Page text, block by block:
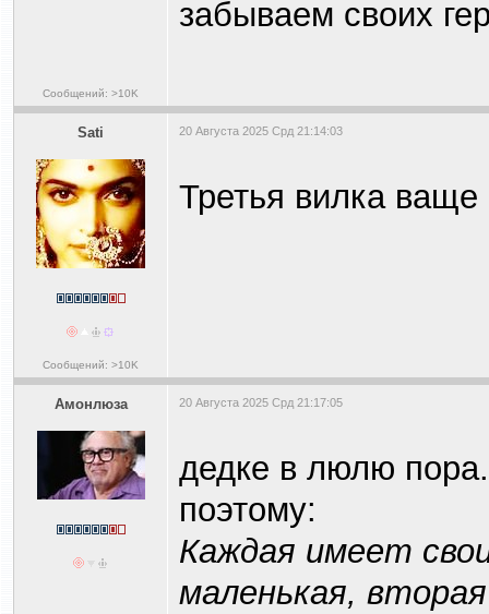
Сообщений: >10K
забываем своих
Sati
Сообщений: >10K
20 Августа 2025 Срд 21:14:03
Третья вилка
Амонлюза 20 Августа 2025 Срд 21:17:05
дедке в люлю
поэтому:
Каждая имеет
маленькая,